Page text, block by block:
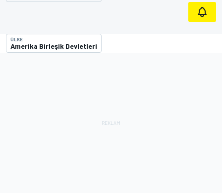
ÜLKE
Amerika Birleşik Devletleri